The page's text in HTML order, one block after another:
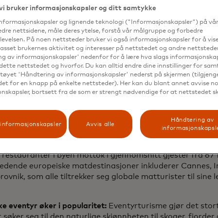
Tirana i Albania så den største økningen av europeiske
2024 – primært drevet av italienske turister – noe som
voksende bydestinasjonene på kontinentet.
av velværereiser: Velværeturisme forsetter å øke,
Sør-Afrika og Thailand tiltrekker seg flere reisende på
Ifølge Mastercards nyesteExperience Economy in
prioriteringslister av reiser,
noe som stemmer godt med et skifte mot
reiser. 70 prosent av europeere svarte da at å reise
deres var en prioritet.
matturisme:
Europa dominerer listen over
internasjonale matelskere, ifølge forbrukstall fra 2024.
restauranter i byen mottok i gjennomsnitt gjester fra 67
europeiske matdestinasjoner inkluderer Cannes,
som alle tiltrekker seg globale matturister til sine
eventyr øker i popularitet: Eventyrturisme gjør det
seg til den naturlige skjønnheten til skoger, fjorder
bruker informasjonskapsler og ditt samtykke
og lignende teknologi ("Informasjonskapsler") på
nettsidene, måle deres ytelse, forstå vår målgruppe og forbedre
På noen nettsteder bruker vi også informasjonskapsler for å
brukernes aktivitet og interesser på nettstedet og andre
av informasjonskapsler' nedenfor for å lære hva slags
nettstedet og hvorfor. Du kan alltid endre dine innstillinger for
'Håndtering av informasjonskapsler' nederst på skjermen
for en knapp på enkelte nettsteder). Her kan du blant annet avvise
bortsett fra de som er strengt nødvendige for at nettstedet
Avvis alle
Håndtering av